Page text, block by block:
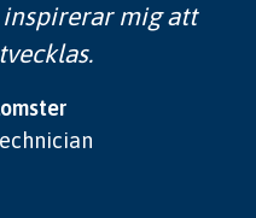
mig att